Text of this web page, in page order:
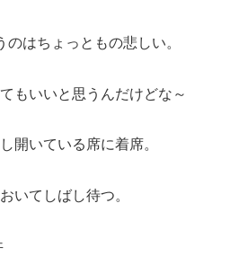
はちょっともの悲しい。
もいいと思うんだけどな～
開いている席に着席。
いてしばし待つ。